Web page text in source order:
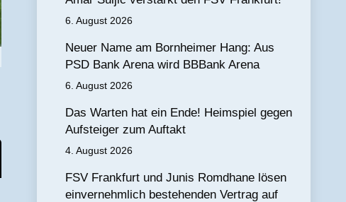
6. August 2026
Neuer Name am Bornheimer Hang: Aus
PSD Bank Arena wird BBBank Arena
6. August 2026
Das Warten hat ein Ende! Heimspiel gegen
Aufsteiger zum Auftakt
4. August 2026
FSV Frankfurt und Junis Romdhane lösen
einvernehmlich bestehenden Vertrag auf